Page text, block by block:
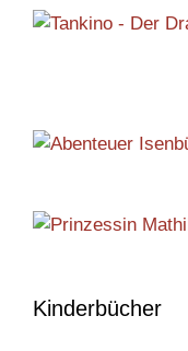
Kinderbücher